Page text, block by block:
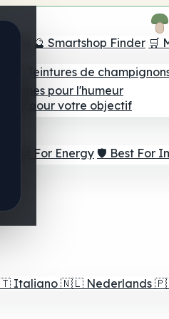
tête 🔮 Smartshop Finder 🛒
💧 Teintures de
Gommes pour l'humeur
pour votre objectif
⚡ Best For Energy 🛡️ Best For
Italiano 🇳🇱 Nederlands